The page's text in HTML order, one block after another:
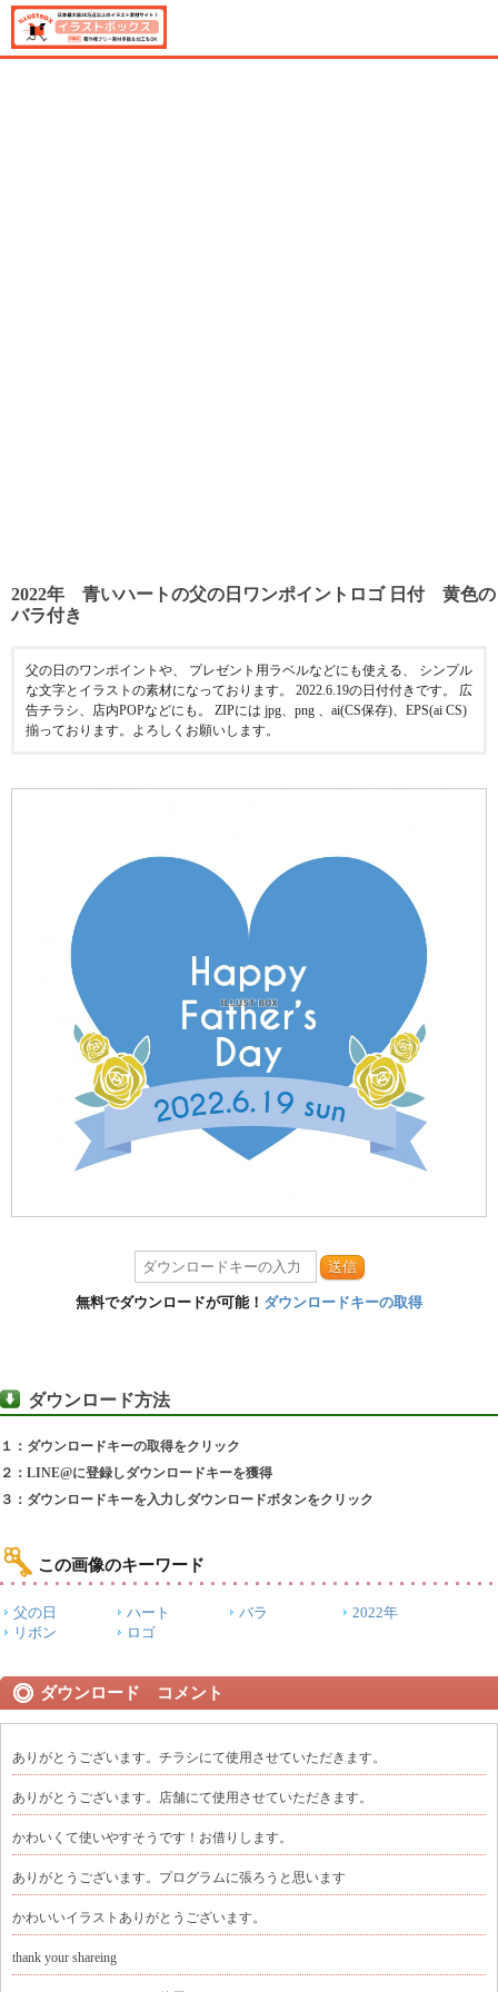
2022年 青いハートの父の日ワンポイントロゴ 日付 黄色の
バラ付き
父の日のワンポイントや、 プレゼント用ラベルなどにも使える、 シンプル
な文字とイラストの素材になっております。 2022.6.19の日付付きです。 広
告チラシ、店内POPなどにも。 ZIPには jpg、png 、ai(CS保存)、EPS(ai CS)
揃っております。よろしくお願いします。
送信
無料でダウンロードが可能！ ダウンロードキーの取得
ダウンロード方法
１：ダウンロードキーの取得をクリック
２：LINE@に登録しダウンロードキーを獲得
３：ダウンロードキーを入力しダウンロードボタンをクリック
この画像のキーワード
父の日 ハート バラ
2022年
リボン
ロゴ
ダウンロード コメント
ありがとうございます。チラシにて使用させていただきます。
ありがとうございます。店舗にて使用させていただきます。
かわいくて使いやすそうです！お借りします。
ありがとうございます。プログラムに張ろうと思います
かわいいイラストありがとうございます。
thank your shareing